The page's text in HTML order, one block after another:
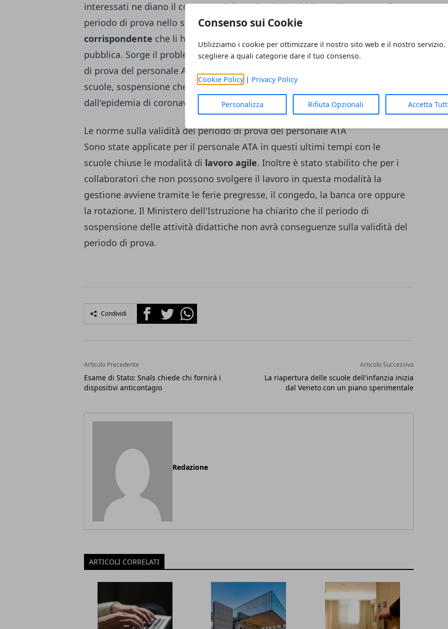
Consenso sui Cookie
Utilizziamo i cookie per ottimizzare il nostro sito web e il nostro servizio.
scegliere a quali categorie dare il tuo consenso.
Cookie Policy| Privacy Policy
Personalizza Rifiuta Opzionali Accetta
interessati ne diano il consenso, i dipendenti che abbiano già superato il
periodo di prova nello stesso profilo professionale oppure in un
corrispondente che li ha visti lavorare sempre in un'altra amministrazione
pubblica. Sorge il problema di come interpretare i criteri relativi al periodo
di prova del personale ATA con l'interruzione delle attività didattiche per le
scuole, sospensione che si è avuta a causa dell'emergenza determinata
dall'epidemia di coronavirus.
Le norme sulla validità del periodo di prova del personale ATA
Sono state applicate per il personale ATA in questi ultimi tempi con le
scuole chiuse le modalità di lavoro agile. Inoltre è stato stabilito che per i
collaboratori che non possono svolgere il lavoro in questa modalità la
gestione avviene tramite le ferie pregresse, il congedo, la banca ore oppure
la rotazione. Il Ministero dell'Istruzione ha chiarito che il periodo di
sospensione delle attività didattiche non avrà conseguenze sulla validità del
periodo di prova.
Condividi FacebookTwitterWhatsapp
Articolo Precedente
Esame di Stato: Snals chiede chi fornirà i
dispositivi anticontagio
Articolo Successivo
La riapertura delle scuole dell'infanzia inizia
dal Veneto con un piano sperimentale
Redazione
ARTICOLI CORRELATI